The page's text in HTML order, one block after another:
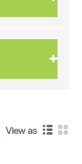
View as